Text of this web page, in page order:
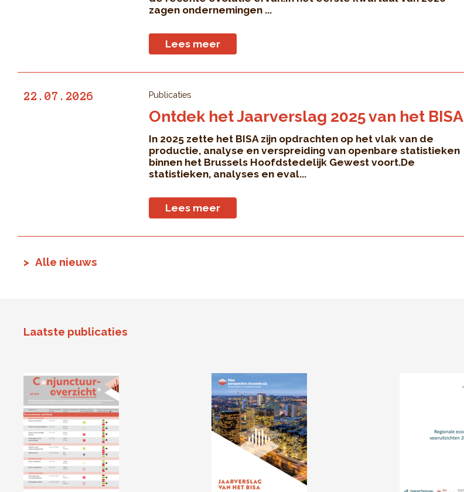
zagen ondernemingen ...
Lees meer
22.07.2026 Publicaties
Ontdek het Jaarverslag 2025 van het BISA
In 2025 zette het BISA zijn opdrachten op het vlak van de
productie, analyse en verspreiding van openbare statistieken
binnen het Brussels Hoofdstedelijk Gewest voort.De
statistieken, analyses en eval...
Lees meer
Alle nieuws
Laatste publicaties